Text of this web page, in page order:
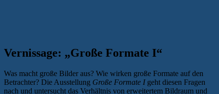
Vernissage: „Große Formate I“
Was macht große Bilder aus? Wie wirken große Formate auf den
Betrachter? Die Ausstellung Große Formate Igeht diesen Fragen
nach und untersucht das Verhältnis von erweitertem Bildraum und